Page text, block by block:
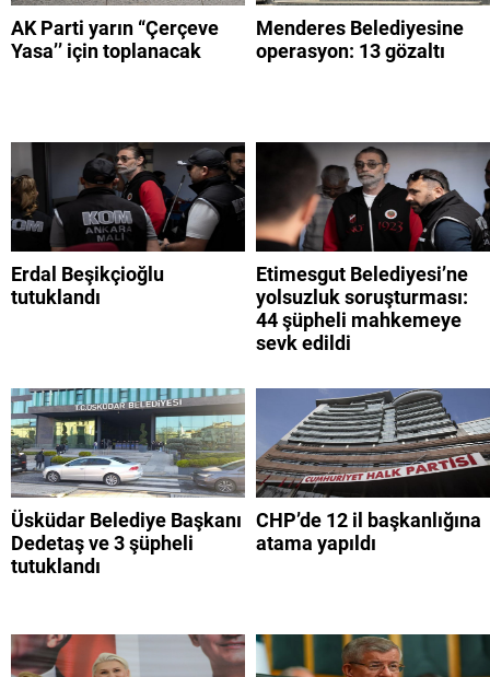
AK Parti yarın “Çerçeve
Yasa’’ için toplanacak
Menderes Belediyesine
operasyon: 13 gözaltı
Erdal Beşikçioğlu
tutuklandı
Etimesgut Belediyesi’ne
yolsuzluk soruşturması:
44 şüpheli mahkemeye
sevk edildi
Üsküdar Belediye Başkanı
Dedetaş ve 3 şüpheli
tutuklandı
CHP’de 12 il başkanlığına
atama yapıldı